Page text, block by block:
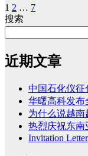
1 2 … 7
搜索
近期文章
中国石化仪征
华曙高科发布
为什么说越南
热烈庆祝东南
Invitation